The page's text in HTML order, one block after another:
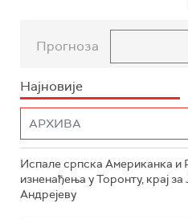
Прогноза
Најновије
Испале српска Американка и
изненађења у Торонту, крај за
Андрејеву